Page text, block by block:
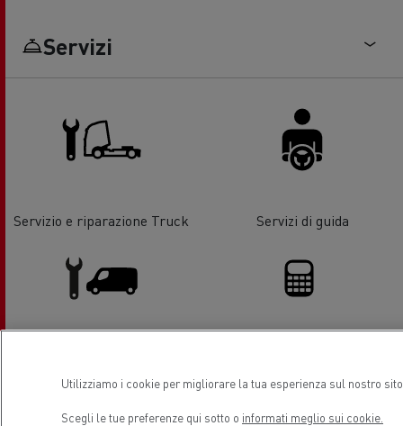
Servizi
Servizio e riparazione Truck Servizi di guida
Commerciali
Utilizziamo i cookie per migliorare la tua esperienza sul nostro
Scegli le tue preferenze qui sotto o informati meglio sui cookie.